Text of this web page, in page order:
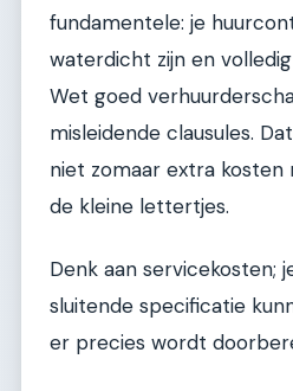
fundamentele: je
waterdicht zijn en
Wet goed
misleidende clausules.
niet zomaar extra
de kleine lettertjes.
Denk aan servicekosten;
sluitende specificatie
er precies wordt